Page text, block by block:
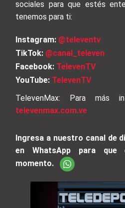
sociales para que estés
tenemos para ti:
Instagram: @televentv
TikTok: @canal_televen
Facebook: TelevenTV
YouTube: TelevenTV
TelevenMax: Para más
televenmax.com.ve
Ingresa a nuestro canal de
en WhatsApp para que
momento.